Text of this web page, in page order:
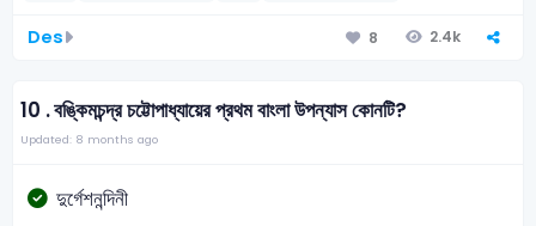
Des 8 2.4k
10 .বঙ্কিমচন্দ্র চট্টোপাধ্যায়ের প্রথম বাংলা উপন্যাস কোনটি?
Updated: 8 months ago
দুর্গেশনন্দিনী